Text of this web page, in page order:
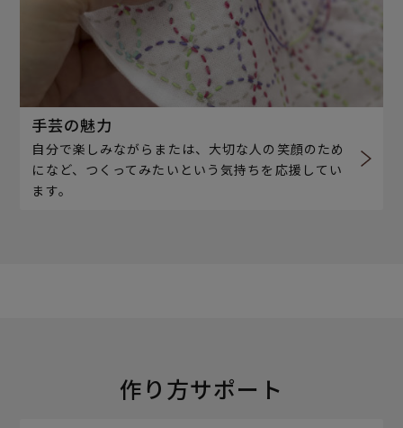
手芸の魅力
自分で楽しみながらまたは、大切な人の笑顔のため
になど、つくってみたいという気持ちを応援してい
ます。
作り方サポート